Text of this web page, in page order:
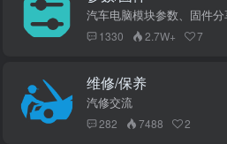
汽车电脑模块参数、固件
1330 2.7W+ 7
维修/保养
汽修交流
282 7488 2